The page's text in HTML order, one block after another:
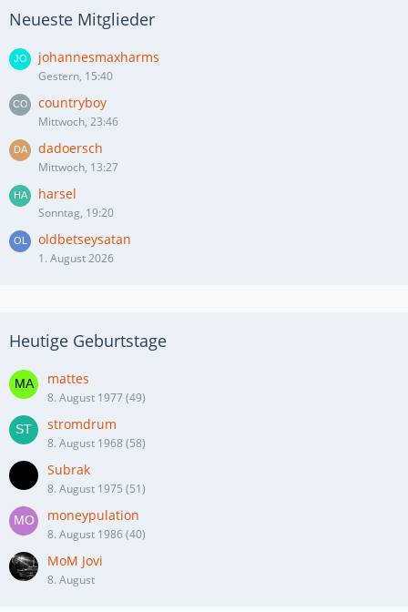
Neueste Mitglieder
johannesmaxharms
Gestern, 15:40
countryboy
Mittwoch, 23:46
dadoersch
Mittwoch, 13:27
harsel
Sonntag, 19:20
oldbetseysatan
1. August 2026
Heutige Geburtstage
mattes
8. August 1977 (49)
stromdrum
8. August 1968 (58)
Subrak
8. August 1975 (51)
moneypulation
8. August 1986 (40)
MoM Jovi
8. August